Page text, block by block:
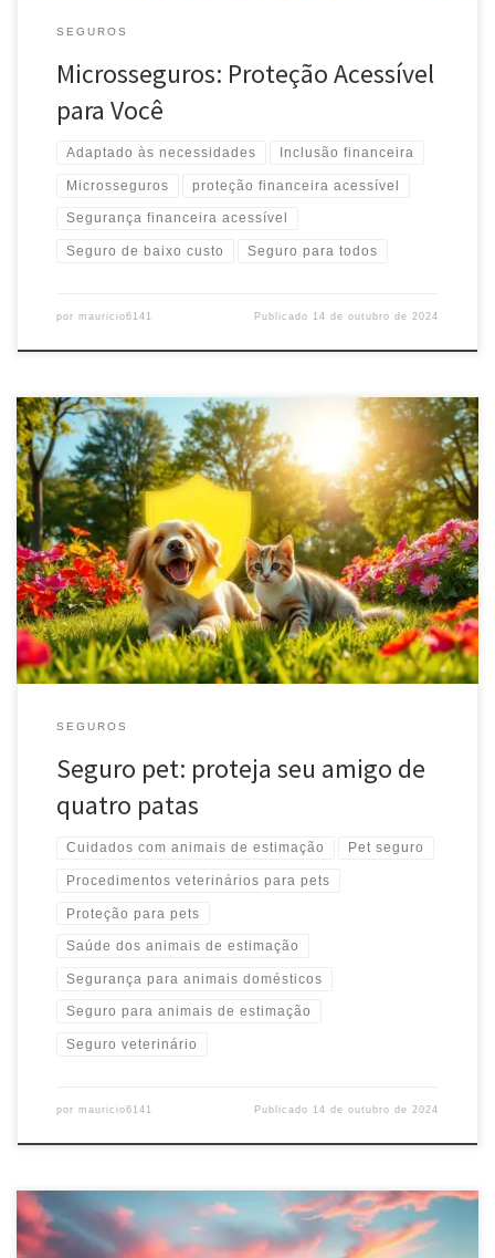
SEGUROS
Microsseguros: Proteção Acessível
para Você
Adaptado às necessidades Inclusão financeira
Microsseguros proteção financeira acessível
Segurança financeira acessível
Seguro de baixo custo Seguro para todos
por mauricio6141 Publicado 14 de outubro de 2024
Descubra como o seguro pet pode proteger seu animal de
estimação e sua carteira. Cobertura veterinária, assistência médica
e tranquilidade para você e seu pet.
SEGUROS
Seguro pet: proteja seu amigo de
quatro patas
Cuidados com animais de estimação Pet seguro
Procedimentos veterinários para pets
Proteção para pets
Saúde dos animais de estimação
Segurança para animais domésticos
Seguro para animais de estimação
Seguro veterinário
por mauricio6141 Publicado 14 de outubro de 2024